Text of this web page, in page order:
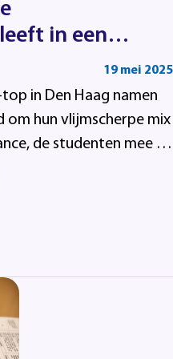
in een
19 mei 2025
in Den Haag namen
om hun vlijmscherpe mix
de studenten mee in
internationale
van desinformatie.